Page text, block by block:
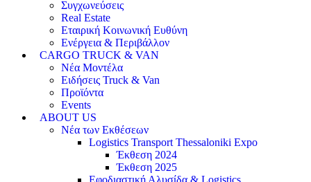
Συγχωνεύσεις
Real Estate
Εταιρική Κοινωνική Ευθύνη
Ενέργεια & Περιβάλλον
CARGO TRUCK & VAN
Νέα Μοντέλα
Ειδήσεις Truck & Van
Προϊόντα
Events
ABOUT US
Νέα των Εκθέσεων
Logistics Transport Thessaloniki Expo
Έκθεση 2024
Έκθεση 2025
Εφοδιαστική Αλυσίδα & Logistics